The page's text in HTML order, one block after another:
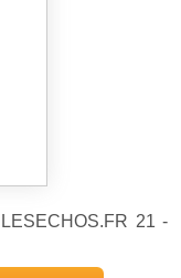
21 -